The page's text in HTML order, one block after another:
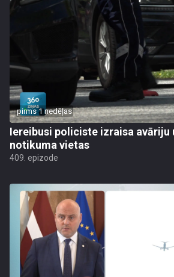
pirms 1 nedēļas
Iereibusi policiste izraisa avāriju
notikuma vietas
409. epizode